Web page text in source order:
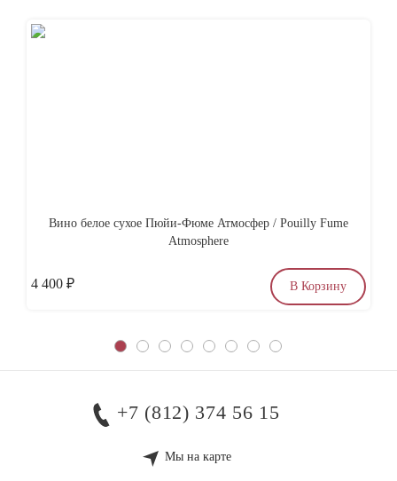
Вино белое сухое Пюйи-Фюме Атмосфер / Pouilly Fume
Atmosphere
4 400 ₽ В Корзину
+7 (812) 374 56 15
Мы на карте